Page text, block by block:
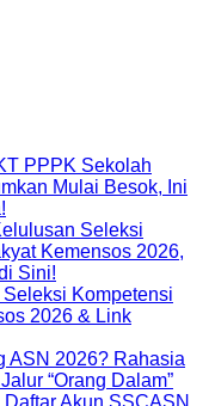
PPPK Sekolah
Mulai Besok, Ini
Seleksi
Kemensos 2026,
Sini!
Kompetensi
2026 & Link
ASN 2026? Rahasia
“Orang Dalam”
Akun SSCASN